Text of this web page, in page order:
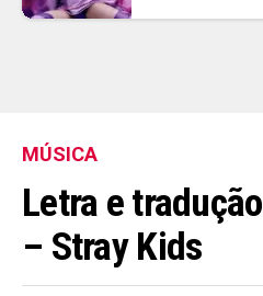
MÚSICA
Letra e
– Stray Kids